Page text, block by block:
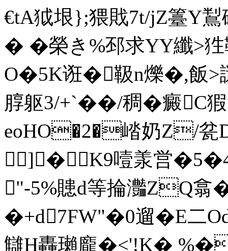
€tA狘垠};猥戝7t/jZ籉
� �榮き%邳求YY纖>
O�5K诳�靸n爍�,飯
朜躯3/+`� �/稠�癜C
eoHO�2�崉奶Z/瓫
]�K9噎羕営
"-5%贃d等掄 灎ZQ
�+d7FW"�0遛�E二
讎H轟瓎龐�<'!K�